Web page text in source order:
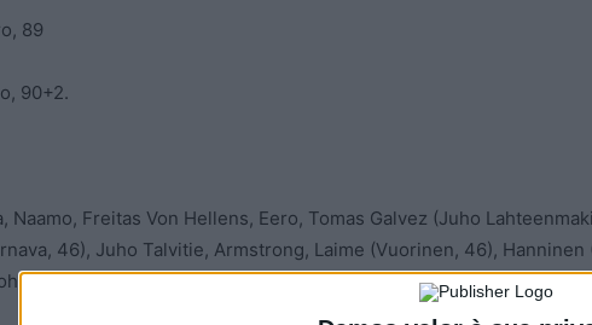
89
90+2.
Naamo, Freitas Von Hellens, Eero, Tomas Galvez (Juho
46), Juho Talvitie, Armstrong, Laime (Vuorinen, 46), Hanninen
69)